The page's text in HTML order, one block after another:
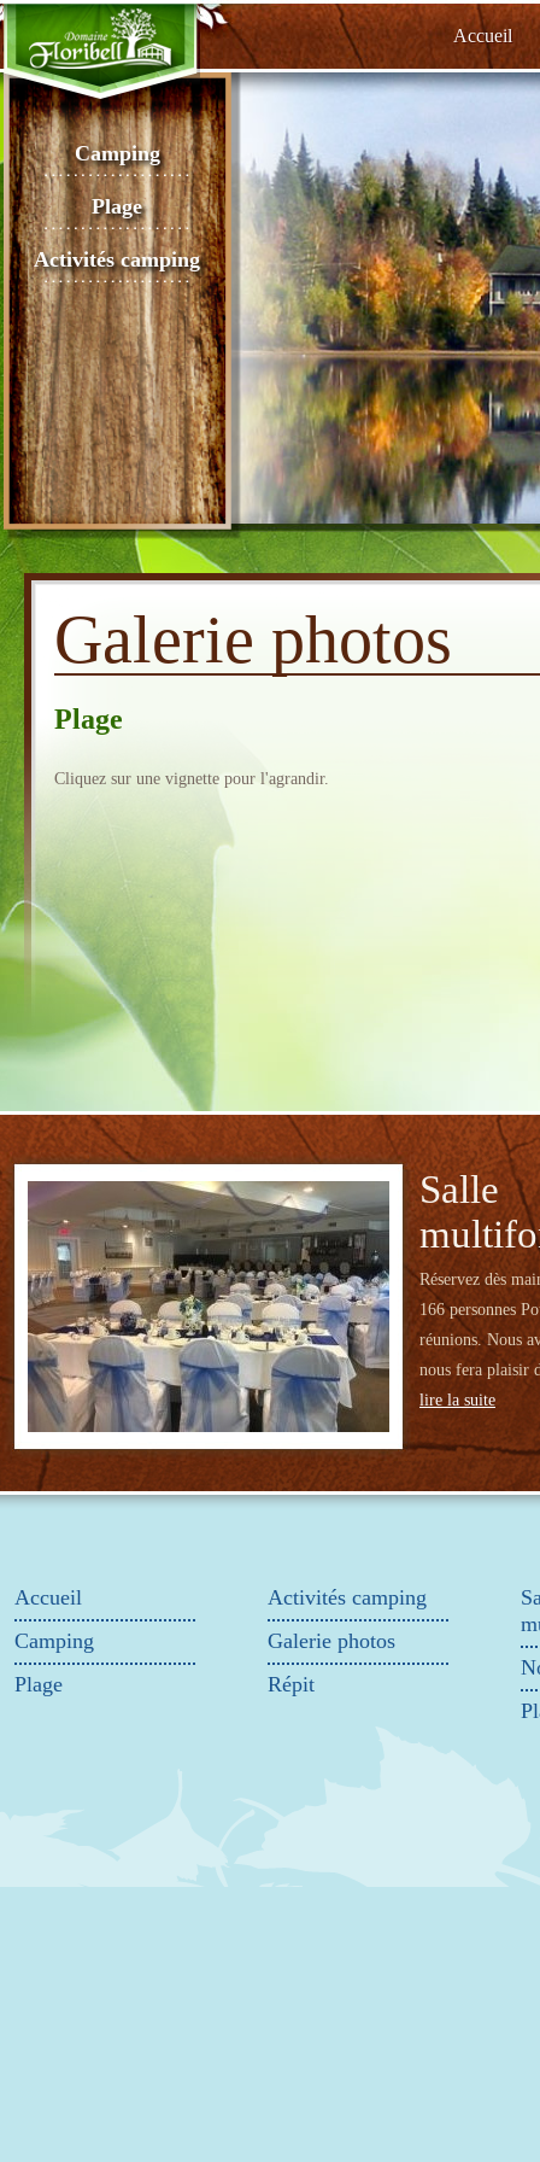
Accueil
Camping
Plage
Activités camping
Galerie photos
Plage
Cliquez sur une vignette pour l'agrandir.
Salle
Réservez dès
166 personnes
réunions. Nous
nous fera plaisir
lire la suite
Accueil
Camping
Plage
Activités camping
Galerie photos
Répit